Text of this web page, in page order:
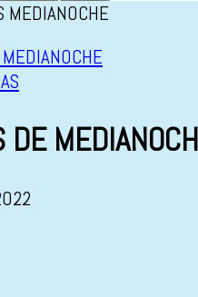
MEDIANOCHE
DE